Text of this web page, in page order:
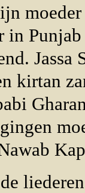
in
Jassa
kirtan